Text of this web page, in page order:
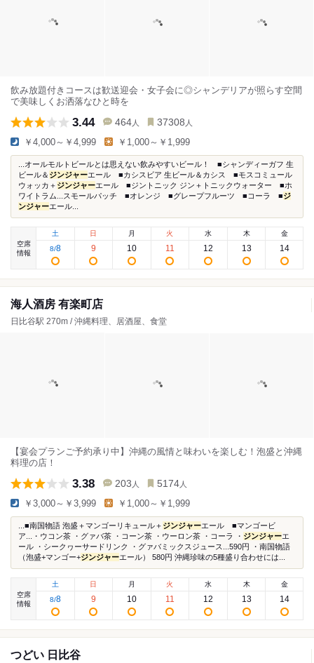
飲み放題付きコースは歓送迎会・女子会に◎シャンデリアが照らす空間
で美味しくお洒落なひと時を
3.44 464 人 37308 人
￥4,000～￥4,999 ￥1,000～￥1,999
...オールモルトビールとは思えない飲みやすいビール！ ■シャンディーガフ 生
ビール＆ ジンジャーエール ■カシスビア 生ビール＆カシス ■モスコミュール
ウォッカ＋ ジンジャーエール ■ジントニック ジン＋トニックウォーター ■ホ
ワイトラム...スモールパッチ ■オレンジ ■グレープフルーツ ■コーラ ■ジ
ンジャーエール...
空席
情報
土
8/8
日
9
月
10
火
11
水
12
木
13
金
14
海人酒房 有楽町店
日比谷駅 270m / 沖縄料理、居酒屋、食堂
【宴会プランご予約承り中】沖縄の風情と味わいを楽しむ！泡盛と沖縄
料理の店！
3.38 203 人 5174 人
￥3,000～￥3,999 ￥1,000～￥1,999
...■南国物語 泡盛＋マンゴーリキュール＋ ジンジャーエール ■マンゴービ
ア...・ウコン茶 ・グァバ茶 ・コーン茶 ・ウーロン茶 ・コーラ ・ ジンジャーエ
ール ・シークヮーサードリンク ・グァバミックスジュース...590円 ・南国物語
（泡盛+マンゴー+ジンジャーエール） 580円 沖縄珍味の5種盛り合わせには...
空席
情報
土
8/8
日
9
月
10
火
11
水
12
木
13
金
14
つどい 日比谷